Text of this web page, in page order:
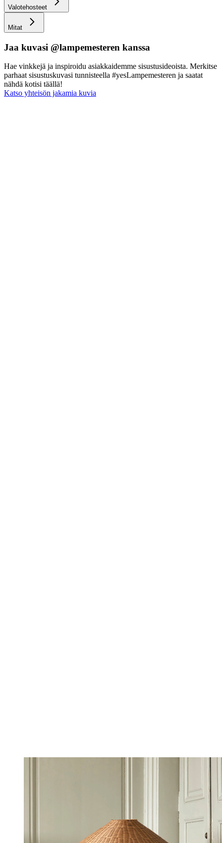
Valotehosteet
Mitat
Jaa kuvasi @lampemesteren kanssa
Hae vinkkejä ja inspiroidu asiakkaidemme sisustusideoista. Merkitse
parhaat sisustuskuvasi tunnisteella #yesLampemesteren ja saatat
nähdä kotisi täällä!
Katso yhteisön jakamia kuvia